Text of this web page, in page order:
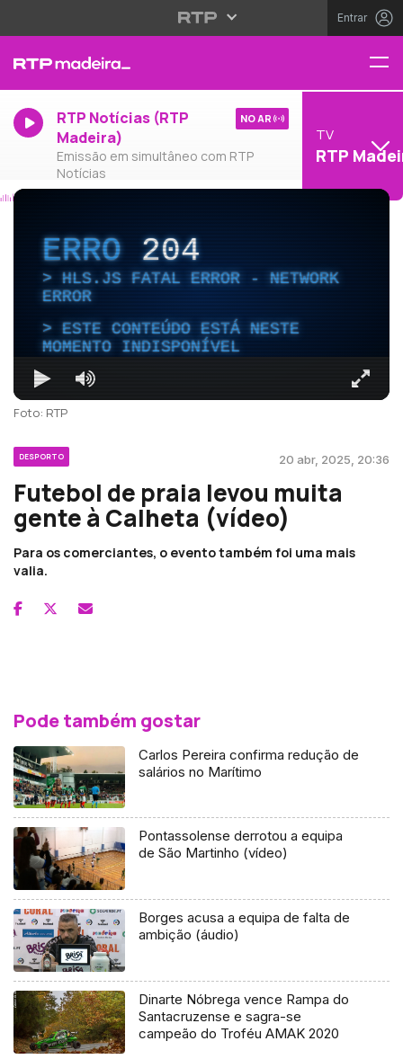
Entrar
RTP Notícias (RTP
Madeira)
Emissão em simultâneo com RTP
Notícias
NO AR
TV
RTP
ERRO204
HLS.JS FATAL ERROR - NETWORK
ERROR
ESTE CONTEÚDO ESTÁ NESTE
MOMENTO INDISPONÍVEL
Foto: RTP
DESPORTO 20 abr, 2025, 20:36
Futebol de praia levou muita
gente à Calheta (vídeo)
Para os comerciantes, o evento também foi uma mais
valia.
Pode também gostar
Carlos Pereira confirma redução de
salários no Marítimo
Pontassolense derrotou a equipa
de São Martinho (vídeo)
Borges acusa a equipa de falta de
ambição (áudio)
Dinarte Nóbrega vence Rampa do
Santacruzense e sagra-se
campeão do Troféu AMAK 2020